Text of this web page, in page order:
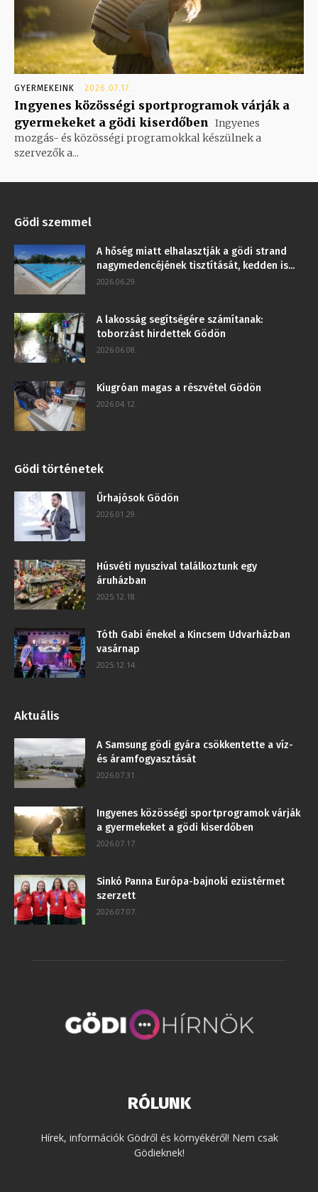
GYERMEKEINK 2026.07.17.
Ingyenes közösségi sportprogramok várják a
gyermekeket a gödi kiserdőben Ingyenes
mozgás- és közösségi programokkal készülnek a
szervezők a...
Gödi szemmel
A hőség miatt elhalasztják a gödi strand
nagymedencéjének tisztítását, kedden is...
2026.06.29.
A lakosság segítségére számítanak:
toborzást hirdettek Gödön
2026.06.08.
Kiugróan magas a részvétel Gödön
2026.04.12.
Gödi történetek
Űrhajósok Gödön
2026.01.29.
Húsvéti nyuszival találkoztunk egy
áruházban
2025.12.18.
Tóth Gabi énekel a Kincsem Udvarházban
vasárnap
2025.12.14.
Aktuális
A Samsung gödi gyára csökkentette a víz-
és áramfogyasztását
2026.07.31.
Ingyenes közösségi sportprogramok várják
a gyermekeket a gödi kiserdőben
2026.07.17.
Sinkó Panna Európa-bajnoki ezüstérmet
szerzett
2026.07.07.
RÓLUNK
Hírek, információk Gödről és környékéről! Nem csak
Gödieknek!